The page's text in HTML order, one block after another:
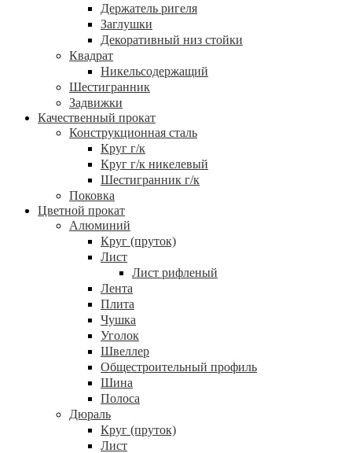
Держатель ригеля
Заглушки
Декоративный низ стойки
Квадрат
Никельсодержащий
Шестигранник
Задвижки
Качественный прокат
Конструкционная сталь
Круг г/к
Круг г/к никелевый
Шестигранник г/к
Поковка
Цветной прокат
Алюминий
Круг (пруток)
Лист
Лист рифленый
Лента
Плита
Чушка
Уголок
Швеллер
Общестроительный профиль
Шина
Полоса
Дюраль
Круг (пруток)
Лист